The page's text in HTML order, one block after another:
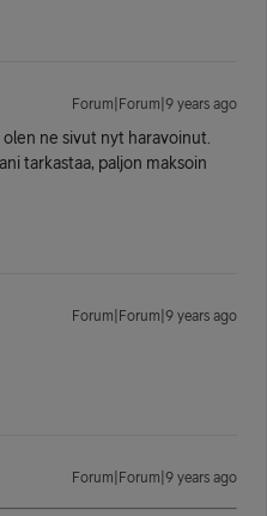
Forum|Forum|9 years ago
ne sivut nyt haravoinut.
tarkastaa, paljon maksoin
Forum|Forum|9 years ago
Forum|Forum|9 years ago